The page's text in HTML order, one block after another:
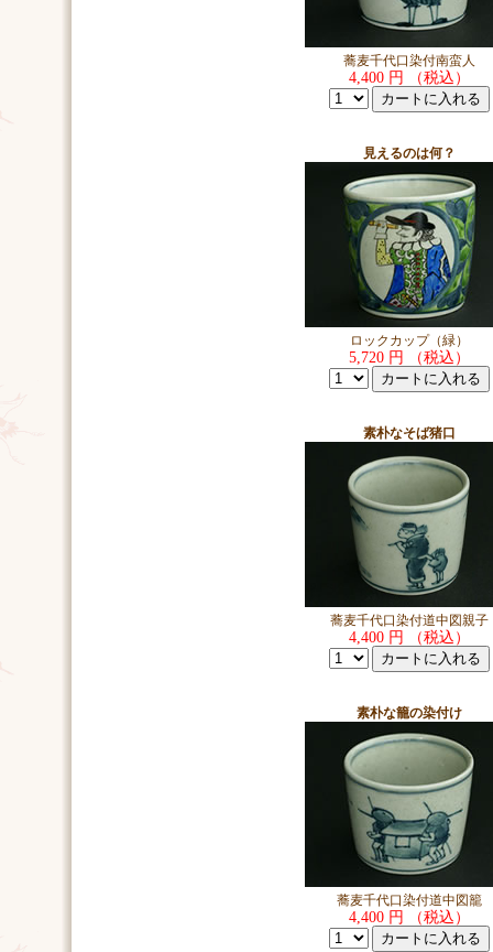
蕎麦千代口染付南蛮人
4,400 円 （税込）
見えるのは何？
ロックカップ（緑）
5,720 円 （税込）
素朴なそば猪口
蕎麦千代口染付道中図親子
4,400 円 （税込）
素朴な籠の染付け
蕎麦千代口染付道中図籠
4,400 円 （税込）